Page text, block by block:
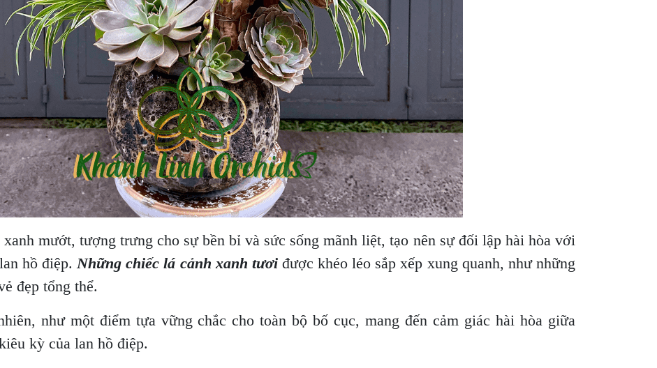
mướt, tượng trưng cho sự bền bỉ và sức sống mãnh liệt, tạo nên sự đối lập hài hòa với
hồ điệp.Những chiếc lá cảnh xanh tươiđược khéo léo sắp xếp xung quanh, như những
đẹp tổng thể.
như một điểm tựa vững chắc cho toàn bộ bố cục, mang đến cảm giác hài hòa giữa
kỳ của lan hồ điệp.